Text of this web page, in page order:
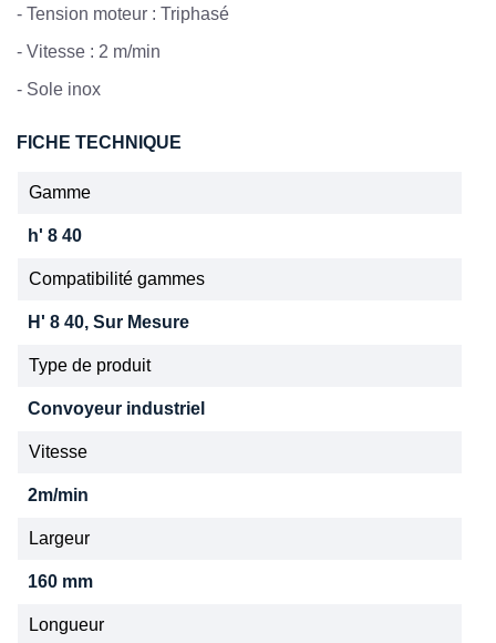
- Tension moteur : Triphasé
- Vitesse : 2 m/min
- Sole inox
FICHE TECHNIQUE
Gamme
h' 8 40
Compatibilité gammes
H' 8 40, Sur Mesure
Type de produit
Convoyeur industriel
Vitesse
2m/min
Largeur
160 mm
Longueur